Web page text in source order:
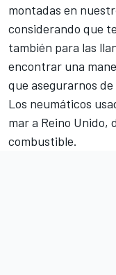
montadas en
considerando que
también para las
encontrar una
que asegurarnos
Los neumáticos
mar a Reino Unido,
combustible.